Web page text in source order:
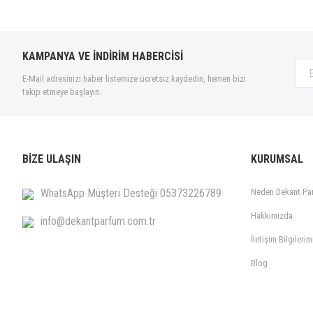
KAMPANYA VE İNDİRİM HABERCİSİ
E-Mail adresinizi haber listemize ücretsiz kaydedin, hemen bizi
takip etmeye başlayın.
BİZE ULAŞIN
WhatsApp Müşteri Desteği 05373226789
info@dekantparfum.com.tr
KURUMSAL
Neden Dekant
Hakkımızda
İletişim
Blog